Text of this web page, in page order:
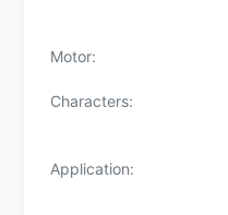
Motor:
Characters:
Application: